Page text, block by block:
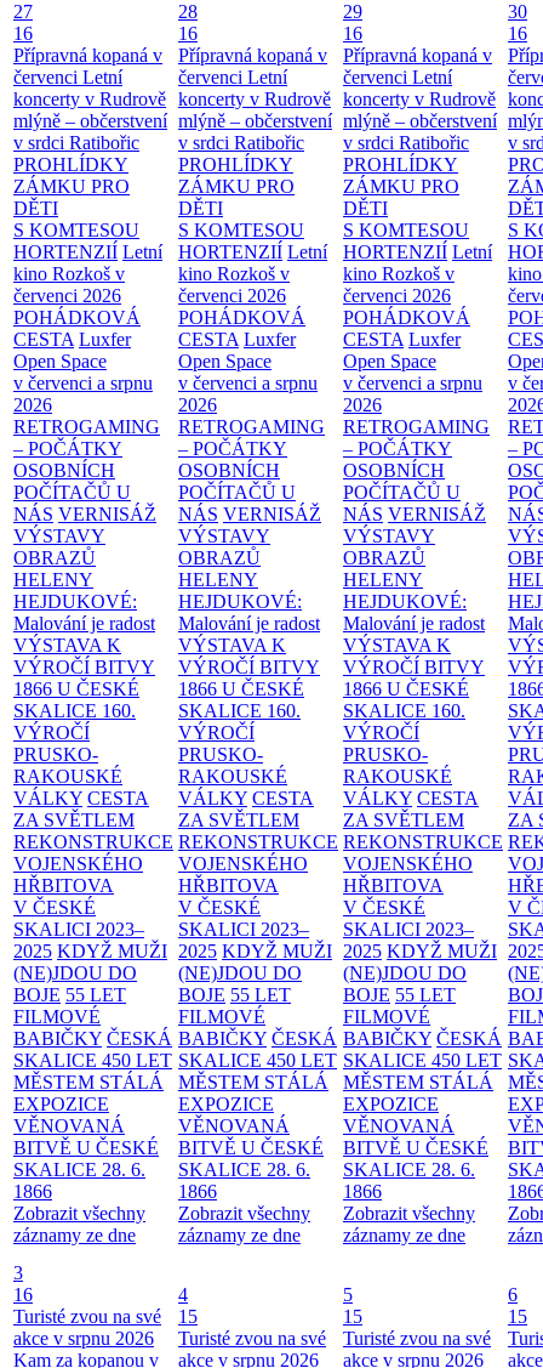
27
16
Přípravná kopaná v
červenci Letní
koncerty v Rudrově
mlýně – občerstvení
v srdci Ratibořic
PROHLÍDKY
ZÁMKU PRO
DĚTI
S KOMTESOU
HORTENZIÍ Letní
kino Rozkoš v
červenci 2026
POHÁDKOVÁ
CESTA Luxfer
Open Space
v červenci a srpnu
2026
RETROGAMING
– POČÁTKY
OSOBNÍCH
POČÍTAČŮ U
NÁS VERNISÁŽ
VÝSTAVY
OBRAZŮ
HELENY
HEJDUKOVÉ:
Malování je radost
VÝSTAVA K
VÝROČÍ BITVY
1866 U ČESKÉ
SKALICE 160.
VÝROČÍ
PRUSKO-
RAKOUSKÉ
VÁLKY CESTA
ZA SVĚTLEM
REKONSTRUKCE
VOJENSKÉHO
HŘBITOVA
V ČESKÉ
SKALICI 2023–
2025 KDYŽ MUŽI
(NE)JDOU DO
BOJE 55 LET
FILMOVÉ
BABIČKY ČESKÁ
SKALICE 450 LET
MĚSTEM STÁLÁ
EXPOZICE
VĚNOVANÁ
BITVĚ U ČESKÉ
SKALICE 28. 6.
1866
Zobrazit všechny
záznamy ze dne
28
16
Přípravná kopaná v
červenci Letní
koncerty v Rudrově
mlýně – občerstvení
v srdci Ratibořic
PROHLÍDKY
ZÁMKU PRO
DĚTI
S KOMTESOU
HORTENZIÍ Letní
kino Rozkoš v
červenci 2026
POHÁDKOVÁ
CESTA Luxfer
Open Space
v červenci a srpnu
2026
RETROGAMING
– POČÁTKY
OSOBNÍCH
POČÍTAČŮ U
NÁS VERNISÁŽ
VÝSTAVY
OBRAZŮ
HELENY
HEJDUKOVÉ:
Malování je radost
VÝSTAVA K
VÝROČÍ BITVY
1866 U ČESKÉ
SKALICE 160.
VÝROČÍ
PRUSKO-
RAKOUSKÉ
VÁLKY CESTA
ZA SVĚTLEM
REKONSTRUKCE
VOJENSKÉHO
HŘBITOVA
V ČESKÉ
SKALICI 2023–
2025 KDYŽ MUŽI
(NE)JDOU DO
BOJE 55 LET
FILMOVÉ
BABIČKY ČESKÁ
SKALICE 450 LET
MĚSTEM STÁLÁ
EXPOZICE
VĚNOVANÁ
BITVĚ U ČESKÉ
SKALICE 28. 6.
1866
Zobrazit všechny
záznamy ze dne
29
16
Přípravná kopaná v
červenci Letní
koncerty v Rudrově
mlýně – občerstvení
v srdci Ratibořic
PROHLÍDKY
ZÁMKU PRO
DĚTI
S KOMTESOU
HORTENZIÍ Letní
kino Rozkoš v
červenci 2026
POHÁDKOVÁ
CESTA Luxfer
Open Space
v červenci a srpnu
2026
RETROGAMING
– POČÁTKY
OSOBNÍCH
POČÍTAČŮ U
NÁS VERNISÁŽ
VÝSTAVY
OBRAZŮ
HELENY
HEJDUKOVÉ:
Malování je radost
VÝSTAVA K
VÝROČÍ BITVY
1866 U ČESKÉ
SKALICE 160.
VÝROČÍ
PRUSKO-
RAKOUSKÉ
VÁLKY CESTA
ZA SVĚTLEM
REKONSTRUKCE
VOJENSKÉHO
HŘBITOVA
V ČESKÉ
SKALICI 2023–
2025 KDYŽ MUŽI
(NE)JDOU DO
BOJE 55 LET
FILMOVÉ
BABIČKY ČESKÁ
SKALICE 450 LET
MĚSTEM STÁLÁ
EXPOZICE
VĚNOVANÁ
BITVĚ U ČESKÉ
SKALICE 28. 6.
1866
Zobrazit všechny
záznamy ze dne
30
16
v
S
v
–
ZA
V
3
16
Turisté zvou na své
akce v srpnu 2026
Kam za kopanou v
4
15
Turisté zvou na své
akce v srpnu 2026
5
15
Turisté zvou na své
akce v srpnu 2026
6
15